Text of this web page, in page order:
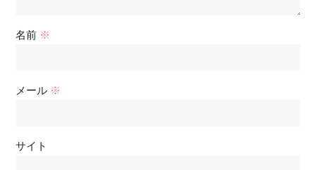
名前 ※
メール ※
サイト